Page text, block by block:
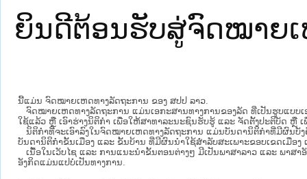
ຍິນດີຕ້ອນຮັບສູ່ຈົດໝາຍເ
ນີ້ແມ່ນ ຈົດໝາຍເຫດທາງລັດຖະການ ຂອງ ສປປ ລາວ.
ຈົດໝາຍເຫດທາງລັດຖະການ ແມ່ນ​ເອ​ກະ​ສານ​ທາງ​ການ​ຂອງ​ລັດ ທີ່​ເປັນ​ຮູບ​ແບບ​
ໃຊ້ແລ້ວ ຫຼື ເອົາຮ່າງນິຕິກໍາ ເພື່ອໃຫ້​ສາ​ທາ​ລະ​ນະ​ຊົນ​ຮັບ​ຮູ້ ແລະ ຈັດ​ຕັ້ງ​ປະ​ຕິ​ບັດ ຫຼື
ນິ​ຕິ​ກຳ​ທີ່​ຈະ​ເອົາ​ລົງ​ໃນ​ຈົດ​ໝາຍ​ເຫດ​ທາງ​ລັດ​ຖະ​ການ ​ແມ່ນ​ບັນ​ດາ​ນິ​ຕິ​ກຳ​ທີ່​ມີ​ຜົນ​ບັ
ບັນ​ດານິ​ຕິ​ກຳ​ຂັ້ນ​ເມືອງ ແລະ ຂັ້ນ​ບ້ານ ​ທີ່​ມີ​ຜົນ​ນຳ​ໃຊ້​ສຳ​ລັບ​ສະ​ເພາະ​ຂອບ​ເຂດ​ເມືອງ
ເນື້ອໃນ​ເວັບ​ໄຊ​ ແລະ ການແນະນໍາຂັ້ນຕອນຕ່າງໆ ມີເປັນພາສາລາວ ແລະ ພາສ
ອັງກິດແມ່ນແປບໍ່ເປັນທາງການ.